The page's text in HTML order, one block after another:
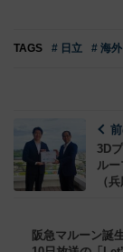
TAGS # 日立 # 海外
3D
ル
（
阪急マルーン誕